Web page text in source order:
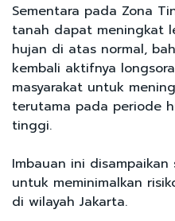
Sementara pada Zona
tanah dapat meningkat
hujan di atas normal,
kembali aktifnya
masyarakat untuk
terutama pada periode
tinggi.
Imbauan ini
untuk meminimalkan
di wilayah Jakarta.